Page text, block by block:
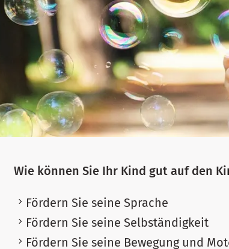
Wie können Sie Ihr Kind gut auf den
Fördern Sie seine Sprache
Fördern Sie seine Selbständigkeit
Fördern Sie seine Bewegung und